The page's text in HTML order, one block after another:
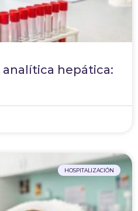
hepática:
HOSPITALIZACIÓN